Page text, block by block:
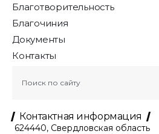
Благотворительность
Благочиния
Документы
Контакты
Контактная информация
624440, Свердловская область